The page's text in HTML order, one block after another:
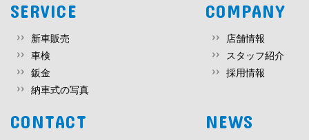
SERVICE
新車販売
車検
鈑金
納車式の写真
COMPANY
店舗情報
スタッフ紹介
採用情報
CONTACT NEWS